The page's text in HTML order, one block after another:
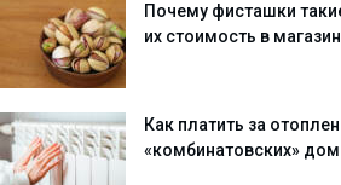
Почему фисташки
их стоимость в
Как платить за
«комбинатовских»